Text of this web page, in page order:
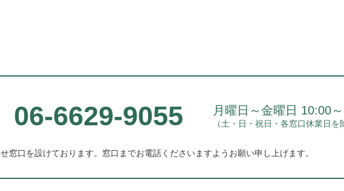
06-6629-9055 月曜日～金曜日 10:00
（土・日・祝日・各窓口休業日を
窓口を設けております。 窓口までお電話くださいますようお願い申し上げます。